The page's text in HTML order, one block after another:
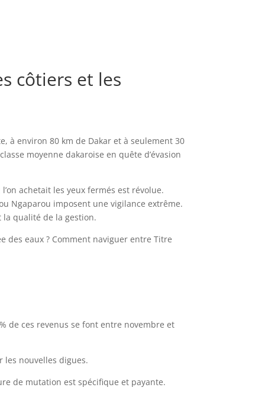
côtiers et les
à environ 80 km de Dakar et à seulement 30
moyenne dakaroise en quête d’évasion
achetait les yeux fermés est révolue.
Ngaparou imposent une vigilance extrême.
la qualité de la gestion.
des eaux ? Comment naviguer entre Titre
de ces revenus se font entre novembre et
les nouvelles digues.
de mutation est spécifique et payante.